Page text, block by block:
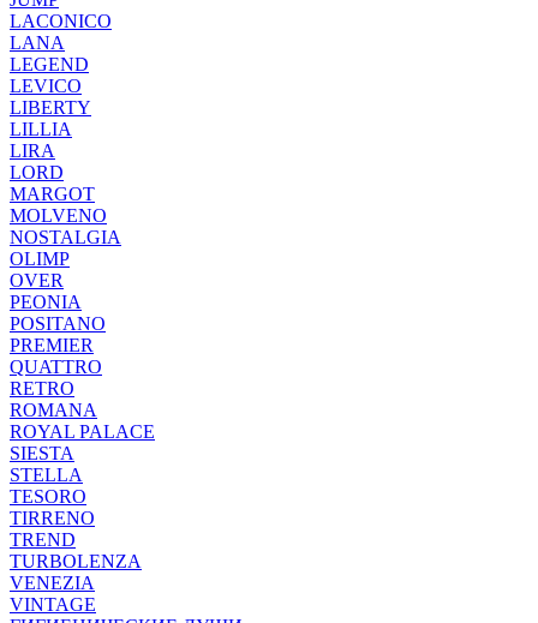
LACONICO
LANA
LEGEND
LEVICO
LIBERTY
LILLIA
LIRA
LORD
MARGOT
MOLVENO
NOSTALGIA
OLIMP
OVER
PEONIA
POSITANO
PREMIER
QUATTRO
RETRO
ROMANA
ROYAL PALACE
SIESTA
STELLA
TESORO
TIRRENO
TREND
TURBOLENZA
VENEZIA
VINTAGE